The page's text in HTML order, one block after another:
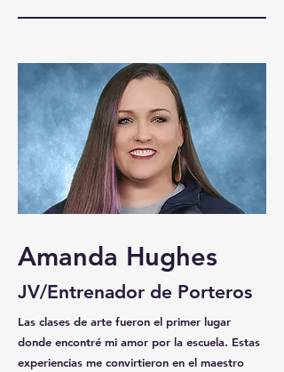
Amanda Hughes
JV/Entrenador de Porteros
Las clases de arte fueron el primer lugar
donde encontré mi amor por la escuela. Estas
experiencias me convirtieron en el maestro